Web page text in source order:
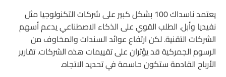
يعتمد ناسداك 100 بشكل كبير على شركات التكنولوجيا مثل
نفيديا وأبل. الطلب القوي على الذكاء الاصطناعي يدعم أسهم
الشركات التقنية. لكن ارتفاع عوائد السندات والمخاوف من
الرسوم الجمركية قد يؤثران على تقييمات هذه الشركات. تقارير
الأرباح القادمة ستكون حاسمة في تحديد الاتجاه.